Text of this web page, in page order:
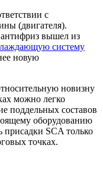
с
(двигателя).
антифриз вышел из
систему
новую
новизну
можно легко
поддельных составов
оборудованию
SCA только
точках.